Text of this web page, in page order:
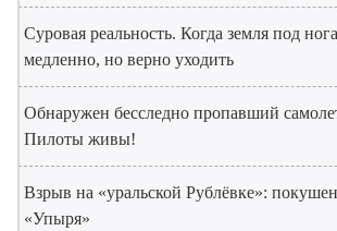
Суровая реальность. Когда земля под
медленно, но верно уходить
Обнаружен бесследно пропавший
Пилоты живы!
Взрыв на «уральской Рублёвке»:
«Упыря»